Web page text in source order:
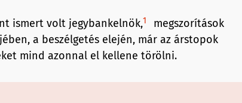
ismert volt jegybankelnök,1
megszorítások
a beszélgetés elején, már az árstopok
mind azonnal el kellene törölni.